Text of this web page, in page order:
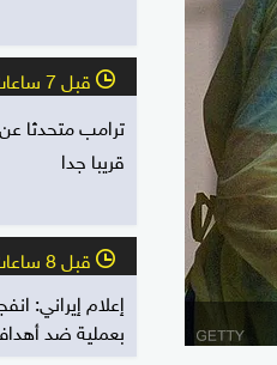
l قبل 7 ساعات
ترامب متحدثا
قريبا جدا
l قبل 8 ساعات
إعلام إيراني:
بعملية ضد